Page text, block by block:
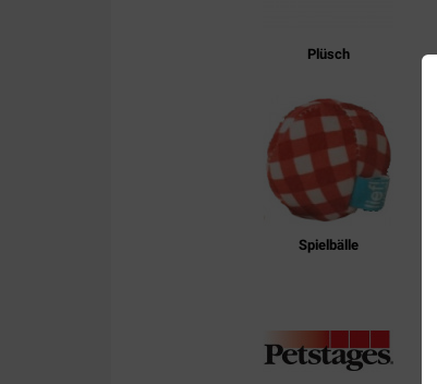
Plüsch
Spielbälle